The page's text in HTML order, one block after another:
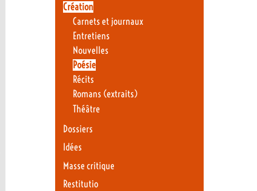
Création
Carnets et journaux
Entretiens
Nouvelles
Poésie
Récits
Romans (extraits)
Théâtre
Dossiers
Idées
Masse critique
Restitutio